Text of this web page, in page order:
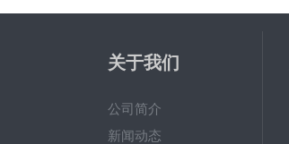
关于我们
公司简介
新闻动态